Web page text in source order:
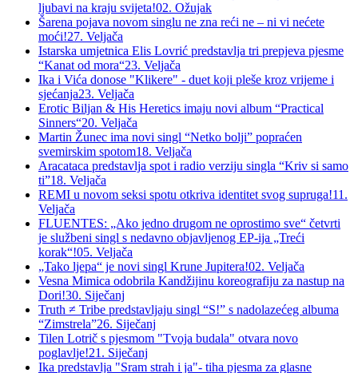
ljubavi na kraju svijeta!02. Ožujak
Šarena pojava novom singlu ne zna reći ne – ni vi nećete
moći!27. Veljača
Istarska umjetnica Elis Lovrić predstavlja tri prepjeva pjesme
“Kanat od mora“23. Veljača
Ika i Vića donose "Klikere" - duet koji pleše kroz vrijeme i
sjećanja23. Veljača
Erotic Biljan & His Heretics imaju novi album “Practical
Sinners“20. Veljača
Martin Žunec ima novi singl “Netko bolji” popraćen
svemirskim spotom18. Veljača
Aracataca predstavlja spot i radio verziju singla “Kriv si samo
ti”18. Veljača
REMI u novom seksi spotu otkriva identitet svog supruga!11.
Veljača
FLUENTES: „Ako jedno drugom ne oprostimo sve“ četvrti
je službeni singl s nedavno objavljenog EP-ija „Treći
korak“!05. Veljača
„Tako ljepa“ je novi singl Krune Jupitera!02. Veljača
Vesna Mimica odobrila Kandžijinu koreografiju za nastup na
Dori!30. Siječanj
Truth ≠ Tribe predstavljaju singl “S!” s nadolazećeg albuma
“Zimstrela”26. Siječanj
Tilen Lotrič s pjesmom "Tvoja budala" otvara novo
poglavlje!21. Siječanj
Ika predstavlja "Sram strah i ja"- tiha pjesma za glasne